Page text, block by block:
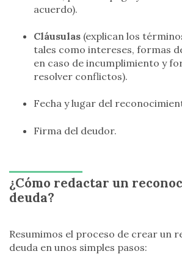
acuerdo).
Cláusulas (explican los
tales como intereses, formas
en caso de incumplimiento y
resolver conflictos).
Fecha y lugar del
Firma del deudor.
¿Cómo redactar un
deuda?
Resumimos el proceso de crear un
deuda en unos simples pasos: